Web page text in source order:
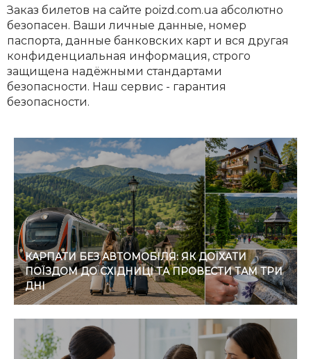
Заказ билетов на сайте poizd.com.ua абсолютно
безопасен. Ваши личные данные, номер
паспорта, данные банковских карт и вся другая
конфиденциальная информация, строго
защищена надёжными стандартами
безопасности. Наш сервис - гарантия
безопасности.
КАРПАТИ БЕЗ АВТОМОБІЛЯ: ЯК ДОЇХАТИ
ПОЇЗДОМ ДО СХІДНИЦІ ТА ПРОВЕСТИ ТАМ ТРИ
ДНІ